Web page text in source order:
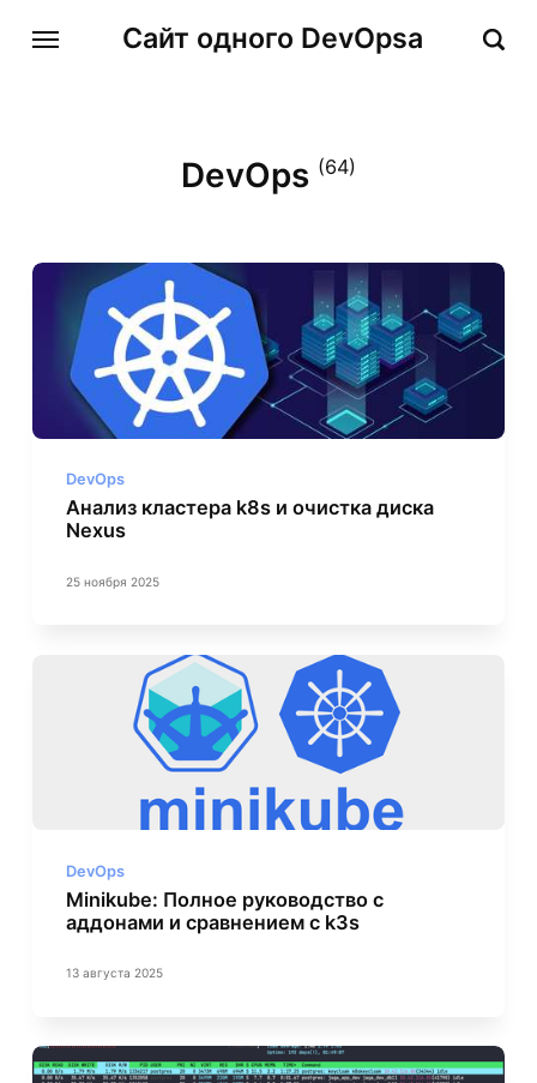
Сайт одного DevOpsa
DevOps (64)
DevOps
Анализ кластера k8s и очистка диска
Nexus
25 ноября 2025
DevOps
Minikube: Полное руководство с
аддонами и сравнением с k3s
13 августа 2025